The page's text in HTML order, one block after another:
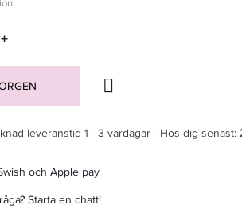
+
leveranstid 1 - 3 vardagar - Hos dig senast:
och Apple pay
Starta en chatt!